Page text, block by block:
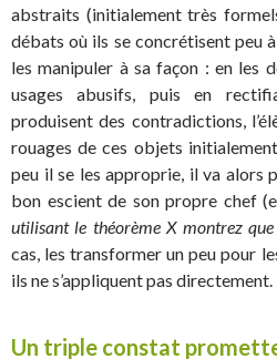
abstraits (initialement très
débats où ils se concrétisent peu
les manipuler à sa façon : en les
usages abusifs, puis en
produisent des contradictions,
rouages de ces objets
peu il se les approprie, il va alors
bon escient de son propre chef
utilisant le théorème X montrez
cas, les transformer un peu pour
ils ne s’appliquent pas directement.
Un triple constat